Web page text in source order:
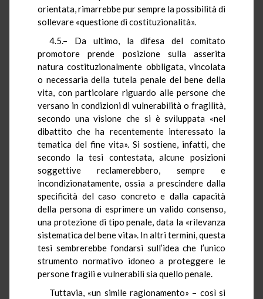
orientata, rimarrebbe pur sempre la possibilità di
sollevare «questione di costituzionalità».
4.5.– Da ultimo, la difesa del comitato
promotore prende posizione sulla asserita
natura costituzionalmente obbligata, vincolata
o necessaria della tutela penale del bene della
vita, con particolare riguardo alle persone che
versano in condizioni di vulnerabilità o fragilità,
secondo una visione che si è sviluppata «nel
dibattito che ha recentemente interessato la
tematica del fine vita». Si sostiene, infatti, che
secondo la tesi contestata, alcune posizioni
soggettive reclamerebbero, sempre e
incondizionatamente, ossia a prescindere dalla
specificità del caso concreto e dalla capacità
della persona di esprimere un valido consenso,
una protezione di tipo penale, data la «rilevanza
sistematica del bene vita». In altri termini, questa
tesi sembrerebbe fondarsi sull’idea che l’unico
strumento normativo idoneo a proteggere le
persone fragili e vulnerabili sia quello penale.
Tuttavia, «un simile ragionamento» – così si